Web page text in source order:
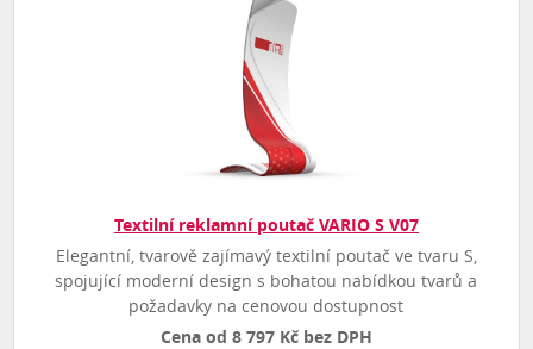
Textilní reklamní poutač VARIO S V07
Elegantní, tvarově zajímavý textilní poutač ve tvaru S,
spojující moderní design s bohatou nabídkou tvarů a
požadavky na cenovou dostupnost
Cena od 8 797 Kč bez DPH